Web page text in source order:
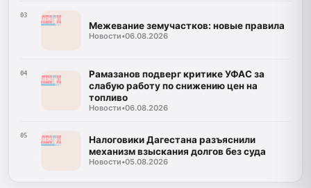
03
Межевание земучастков: новые правила
Новости•06.08.2026
04
Рамазанов подверг критике УФАС за
слабую работу по снижению цен на
топливо
Новости•06.08.2026
05
Налоговики Дагестана разъяснили
механизм взыскания долгов без суда
Новости•05.08.2026